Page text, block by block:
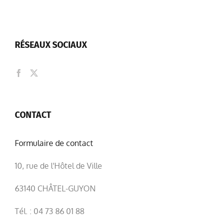
RÉSEAUX SOCIAUX
CONTACT
Formulaire de contact
10, rue de l'Hôtel de Ville
63140 CHÂTEL-GUYON
Tél. : 04 73 86 01 88